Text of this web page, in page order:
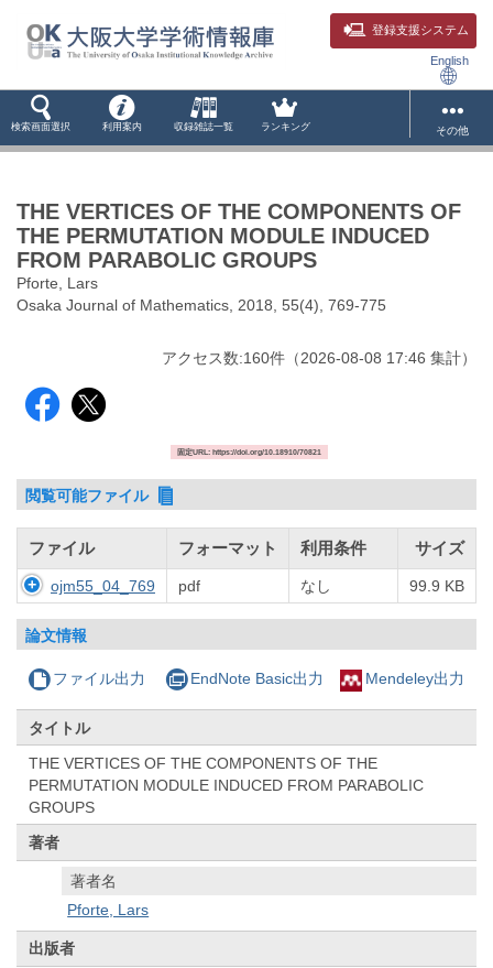
登録支援システム
English
検索画面選択 利用案内 収録雑誌一覧 ランキング その他
THE VERTICES OF THE COMPONENTS OF
THE PERMUTATION MODULE INDUCED
FROM PARABOLIC GROUPS
Pforte, Lars
Osaka Journal of Mathematics, 2018, 55(4), 769-775
アクセス数:160件 （2026-08-08 17:46 集計）
固定URL: https://doi.org/10.18910/70821
閲覧可能ファイル
ファイル フォーマット 利用条件 サイズ
ojm55_04_769 pdf なし 99.9 KB
論文情報
ファイル出力 EndNote Basic出力 Mendeley出力
タイトル
THE VERTICES OF THE COMPONENTS OF THE
PERMUTATION MODULE INDUCED FROM PARABOLIC
GROUPS
著者
著者名
Pforte, Lars
出版者